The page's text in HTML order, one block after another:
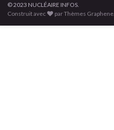
© 2023 NUCLÉAIRE INFOS.
Construit avec
par Thèmes Graphene.